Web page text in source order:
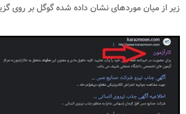
زیر از میان موردهای نشان داده شده گوگل بر روی